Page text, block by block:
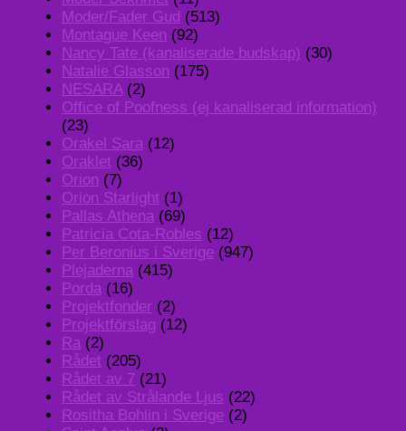
Moder/Fader Gud (513)
Montague Keen (92)
Nancy Tate (kanaliserade budskap) (30)
Natalie Glasson (175)
NESARA(2)
Office of Poofness (ej kanaliserad information)
(23)
Orakel Sara (12)
Oraklet (36)
Orion (7)
Orion Starlight (1)
Pallas Athena (69)
Patricia Cota-Robles (12)
Per Beronius i Sverige (947)
Plejaderna (415)
Porda (16)
Projektfonder (2)
Projektförslag (12)
Ra (2)
Rådet (205)
Rådet av 7 (21)
Rådet av Strålande Ljus (22)
Rositha Bohlin i Sverige (2)